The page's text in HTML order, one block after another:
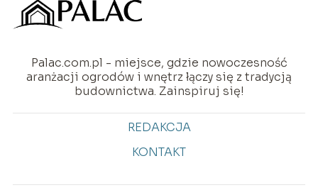
Palac.com.pl - miejsce, gdzie nowoczesność
aranżacji ogrodów i wnętrz łączy się z tradycją
budownictwa. Zainspiruj się!
REDAKCJA
KONTAKT